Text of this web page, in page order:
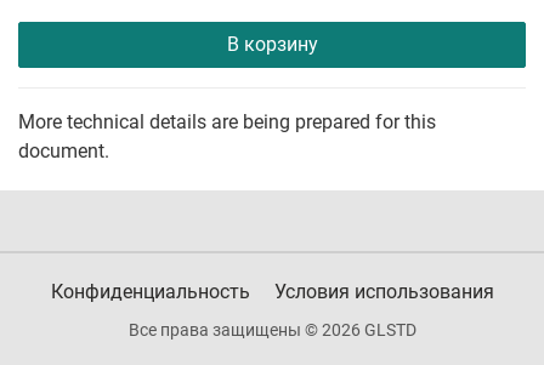
В корзину
More technical details are being prepared for this
document.
Конфиденциальность Условия использования
Все права защищены © 2026 GLSTD